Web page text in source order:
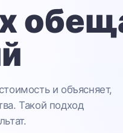
и объясняет,
Такой подход